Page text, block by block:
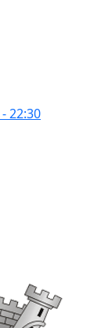
22:30